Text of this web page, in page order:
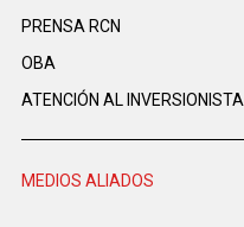
PRENSA RCN
OBA
ATENCIÓN AL INVERSIONISTA
MEDIOS ALIADOS